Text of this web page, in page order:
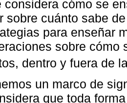
considera cómo se
sobre cuánto sabe
para enseñar
sobre cómo
dentro y fuera de
un marco de
que toda